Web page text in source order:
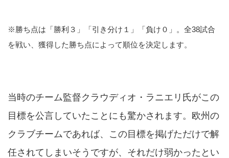
※勝ち点は「勝利３」「引き分け１」「負け０」。全38試合
を戦い、獲得した勝ち点によって順位を決定します。
当時のチーム監督クラウディオ・ラニエリ氏がこの
目標を公言していたことにも驚かされます。欧州の
クラブチームであれば、この目標を掲げただけで解
任されてしまいそうですが、それだけ弱かったとい